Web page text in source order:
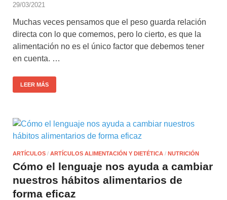
29/03/2021
Muchas veces pensamos que el peso guarda relación
directa con lo que comemos, pero lo cierto, es que la
alimentación no es el único factor que debemos tener
en cuenta. …
LEER MÁS
ARTÍCULOS / ARTÍCULOS ALIMENTACIÓN Y DIETÉTICA / NUTRICIÓN
Cómo el lenguaje nos ayuda a cambiar
nuestros hábitos alimentarios de
forma eficaz